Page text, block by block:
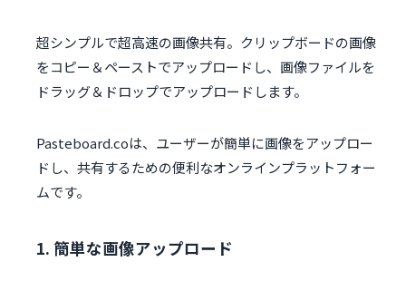
超シンプルで超高速の画像共有。クリップボードの画像
をコピー＆ペーストでアップロードし、画像ファイルを
ドラッグ＆ドロップでアップロードします。
Pasteboard.coは、ユーザーが簡単に画像をアップロー
ドし、共有するための便利なオンラインプラットフォー
ムです。
1. 簡単な画像アップロード